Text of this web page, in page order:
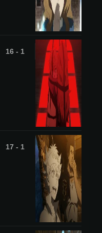
1 - 16
1 - 17